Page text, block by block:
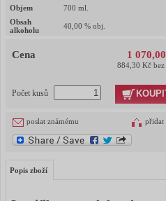
Objem 700 ml.
Obsah
alkoholu
40,00 % obj.
Cena 1
884,30 Kč bez
Počet kusů
poslat známému přidat
Popis zboží